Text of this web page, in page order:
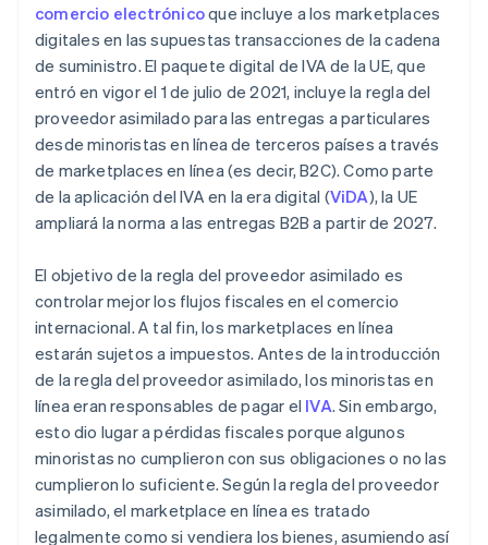
comercio electrónicoque incluye a los marketplaces
digitales en las supuestas transacciones de la cadena
de suministro. El paquete digital de IVA de la UE, que
entró en vigor el 1 de julio de 2021, incluye la regla del
proveedor asimilado para las entregas a particulares
desde minoristas en línea de terceros países a través
de marketplaces en línea (es decir, B2C). Como parte
de la aplicación del IVA en la era digital (ViDA), la UE
ampliará la norma a las entregas B2B a partir de 2027.
El objetivo de la regla del proveedor asimilado es
controlar mejor los flujos fiscales en el comercio
internacional. A tal fin, los marketplaces en línea
estarán sujetos a impuestos. Antes de la introducción
de la regla del proveedor asimilado, los minoristas en
línea eran responsables de pagar el IVA. Sin embargo,
esto dio lugar a pérdidas fiscales porque algunos
minoristas no cumplieron con sus obligaciones o no las
cumplieron lo suficiente. Según la regla del proveedor
asimilado, el marketplace en línea es tratado
legalmente como si vendiera los bienes, asumiendo así